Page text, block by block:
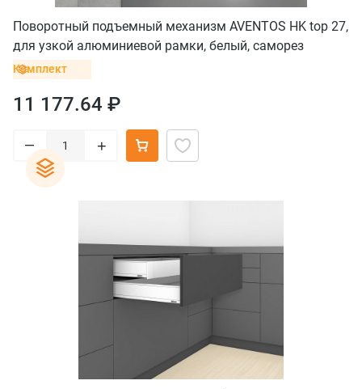
Поворотный подъемный механизм AVENTOS HK top 27,
для узкой алюминиевой рамки, белый, саморез
Комплект
11 177.64 ₽
– +